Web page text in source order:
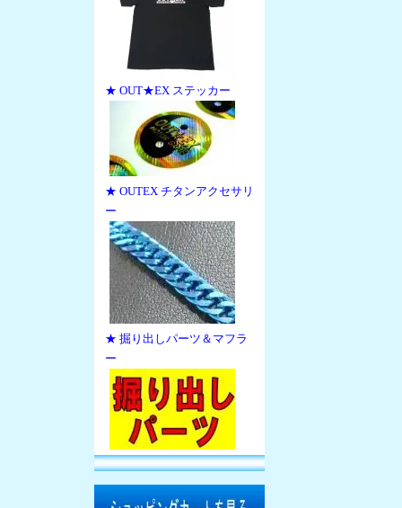
★ OUT★EX ステッカー
★ OUTEX チタンアクセサリ
ー
★ 掘り出しパーツ＆マフラ
ー